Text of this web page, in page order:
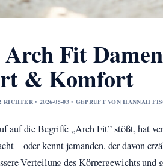
Arch Fit
& Komfort
• 2026-05-03 • GEPRUFT VON HANNAH
auf die Begriffe „Arch Fit” stößt, hat
– oder kennt jemanden, der davon
Verteilung des Körpergewichts